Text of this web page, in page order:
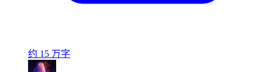
约 15 万字